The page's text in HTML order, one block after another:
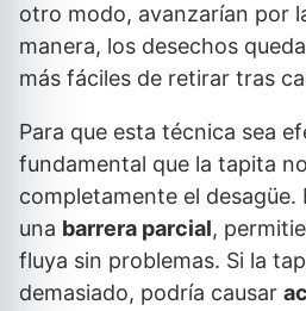
otro modo, avanzarían por
manera, los desechos
más fáciles de retirar tras
Para que esta técnica sea
fundamental que la tapita
completamente el desagüe.
una barrera parcial,
fluya sin problemas. Si la
demasiado, podría causar